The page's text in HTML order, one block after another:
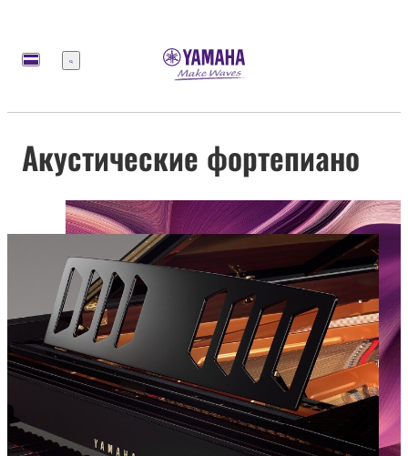
Меню
Акустические фортепиано